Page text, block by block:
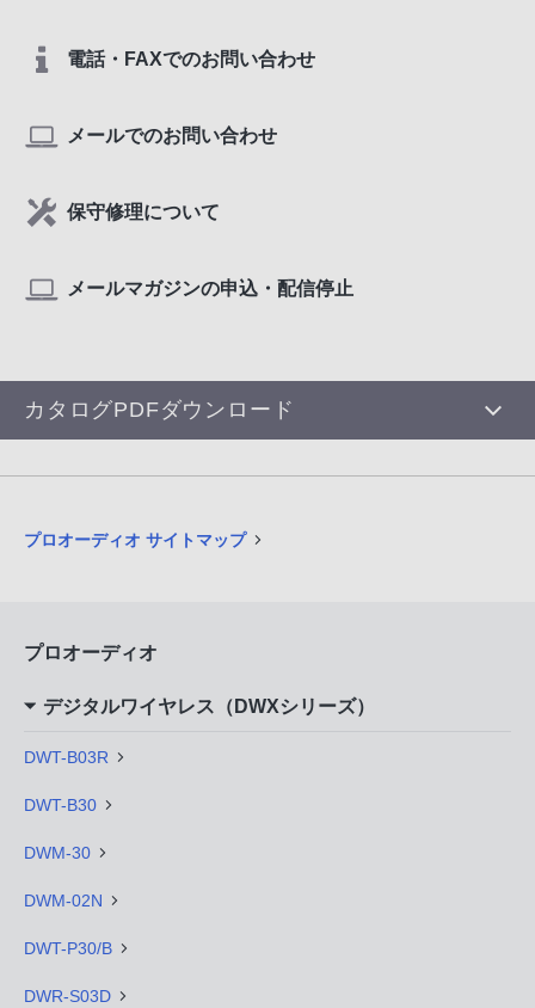
電話・FAXでのお問い合わせ
メールでのお問い合わせ
保守修理について
メールマガジンの申込・配信停止
カタログPDFダウンロード
プロオーディオ サイトマップ
プロオーディオ
デジタルワイヤレス（DWXシリーズ）
DWT-B03R
DWT-B30
DWM-30
DWM-02N
DWT-P30/B
DWR-S03D